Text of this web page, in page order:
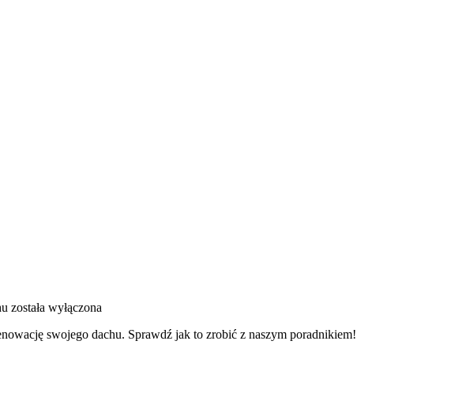
została wyłączona
swojego dachu. Sprawdź jak to zrobić z naszym poradnikiem!